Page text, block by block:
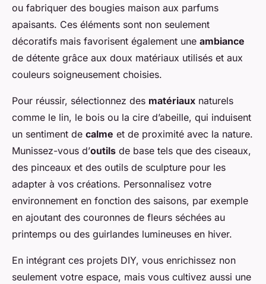
ou fabriquer des bougies maison aux parfums
apaisants. Ces éléments sont non seulement
décoratifs mais favorisent également une ambiance
de détente grâce aux doux matériaux utilisés et aux
couleurs soigneusement choisies.
Pour réussir, sélectionnez des matériaux naturels
comme le lin, le bois ou la cire d’abeille, qui induisent
un sentiment de calme et de proximité avec la nature.
Munissez-vous d’outils de base tels que des ciseaux,
des pinceaux et des outils de sculpture pour les
adapter à vos créations. Personnalisez votre
environnement en fonction des saisons, par exemple
en ajoutant des couronnes de fleurs séchées au
printemps ou des guirlandes lumineuses en hiver.
En intégrant ces projets DIY, vous enrichissez non
seulement votre espace, mais vous cultivez aussi une